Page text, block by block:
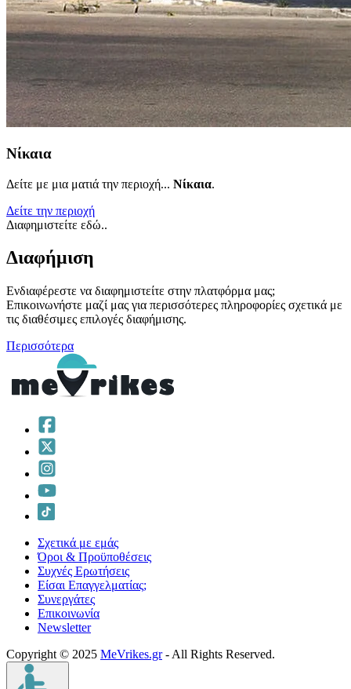
Νίκαια
Δείτε με μια ματιά την περιοχή... Νίκαια.
Δείτε την περιοχή
Διαφημιστείτε εδώ..
Διαφήμιση
Ενδιαφέρεστε να διαφημιστείτε στην πλατφόρμα μας;
Επικοινωνήστε μαζί μας για περισσότερες πληροφορίες σχετικά με
τις διαθέσιμες επιλογές διαφήμισης.
Περισσότερα
Σχετικά με εμάς
Όροι & Προϋποθέσεις
Συχνές Ερωτήσεις
Είσαι Επαγγελματίας;
Συνεργάτες
Επικοινωνία
Νewsletter
Copyright © 2025 MeVrikes.gr- All Rights Reserved.